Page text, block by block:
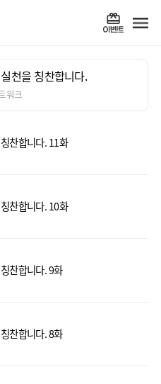
천을 칭찬합니다.
워크
찬합니다. 11화
찬합니다. 10화
찬합니다. 9화
찬합니다. 8화